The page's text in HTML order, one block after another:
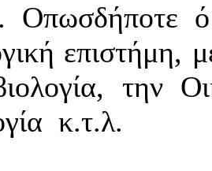
Οπωσδήποτε
επιστήμη,
την
κ.τ.λ.